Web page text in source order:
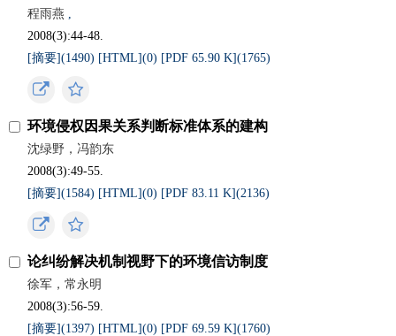
程雨燕 ,
2008(3):44-48.
[摘要](1490) [HTML](0) [PDF 65.90 K](1765)
环境侵权因果关系判断标准体系的建构
沈绿野，冯韵东
2008(3):49-55.
[摘要](1584) [HTML](0) [PDF 83.11 K](2136)
论纠纷解决机制视野下的环境信访制度
徐军，常永明
2008(3):56-59.
[摘要](1397) [HTML](0) [PDF 69.59 K](1760)